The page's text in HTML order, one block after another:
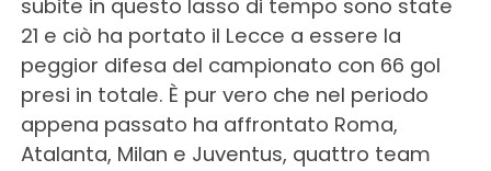
subite in questo lasso di tempo sono state
21 e ciò ha portato il Lecce a essere la
peggior difesa del campionato con 66 gol
presi in totale. È pur vero che nel periodo
appena passato ha affrontato Roma,
Atalanta, Milan e Juventus, quattro team